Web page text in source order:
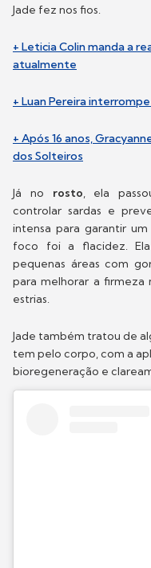
Jade fez nos fios.
+ Leticia Colin manda a
atualmente
+ Luan Pereira
+ Após 16 anos,
dos Solteiros
Já no rosto, ela
controlar sardas e
intensa para garantir
foco foi a flacidez.
pequenas áreas com
para melhorar a firmeza
estrias.
Jade também tratou de
tem pelo corpo, com a
bioregeneração e